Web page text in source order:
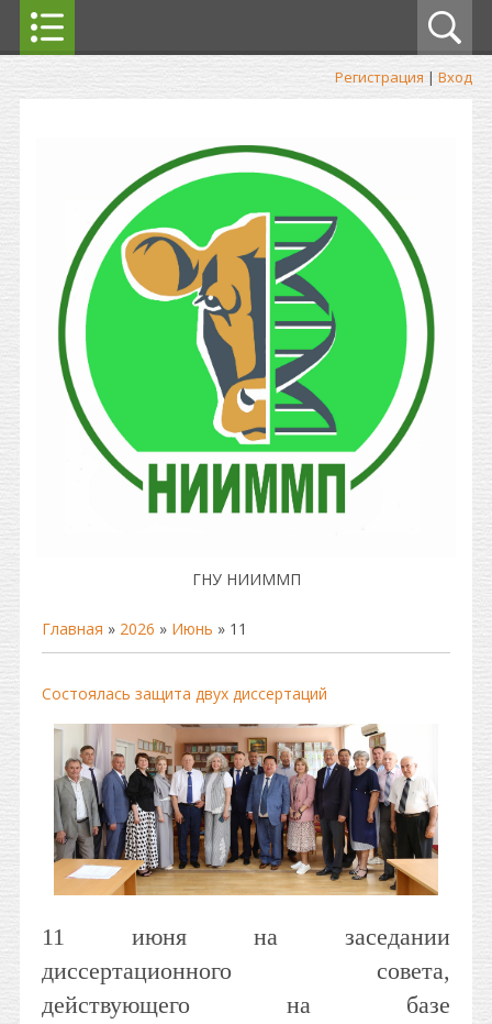
Регистрация | Вход
ГНУ НИИММП
Главная » 2026 » Июнь » 11
Состоялась защита двух диссертаций
11 июня на заседании
диссертационного совета,
действующего на базе